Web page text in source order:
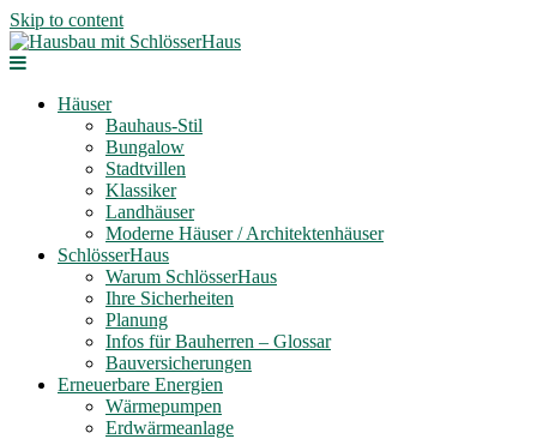
Skip to content
Häuser
Bauhaus-Stil
Bungalow
Stadtvillen
Klassiker
Landhäuser
Moderne Häuser / Architektenhäuser
SchlösserHaus
Warum SchlösserHaus
Ihre Sicherheiten
Planung
Infos für Bauherren – Glossar
Bauversicherungen
Erneuerbare Energien
Wärmepumpen
Erdwärmeanlage